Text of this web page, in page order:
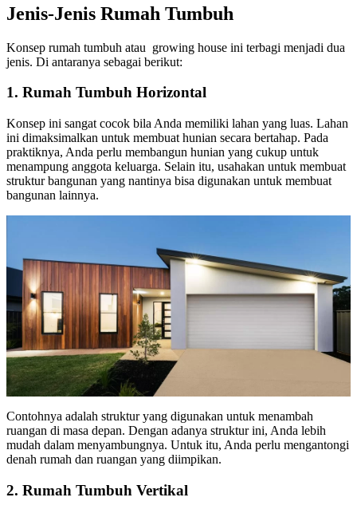
Jenis-Jenis Rumah Tumbuh
Konsep rumah tumbuh atau growing house ini terbagi menjadi dua
jenis. Di antaranya sebagai berikut:
1. Rumah Tumbuh Horizontal
Konsep ini sangat cocok bila Anda memiliki lahan yang luas. Lahan
ini dimaksimalkan untuk membuat hunian secara bertahap. Pada
praktiknya, Anda perlu membangun hunian yang cukup untuk
menampung anggota keluarga. Selain itu, usahakan untuk membuat
struktur bangunan yang nantinya bisa digunakan untuk membuat
bangunan lainnya.
Contohnya adalah struktur yang digunakan untuk menambah
ruangan di masa depan. Dengan adanya struktur ini, Anda lebih
mudah dalam menyambungnya. Untuk itu, Anda perlu mengantongi
denah rumah dan ruangan yang diimpikan.
2. Rumah Tumbuh Vertikal